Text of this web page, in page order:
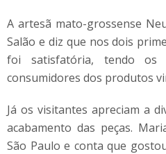
A artesã mato-grossense
Salão e diz que nos dois
foi satisfatória, tendo os
consumidores dos produtos
Já os visitantes apreciam a
acabamento das peças.
São Paulo e conta que